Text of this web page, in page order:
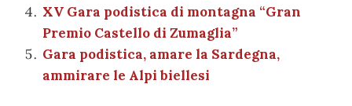
XV Gara podistica di montagna “Gran
Premio Castello di Zumaglia”
Gara podistica, amare la Sardegna,
ammirare le Alpi biellesi